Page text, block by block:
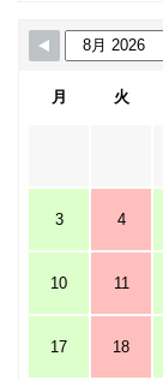
月 火
3 4
10 11
17 18